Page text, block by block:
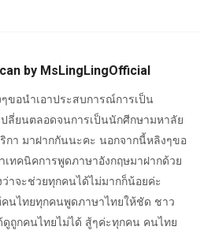
by MsLingLingOfficial
ขอนำเอาประสบการณ์การเป็น
ปลี่ยนตลอดจนการเป็นนักศีกษามหาลัย
กา มาฝากกันนะคะ นอกจากนี้หลิงๆขอ
เทคนิคการพูดภาษาอังกฤษมาฝากด้วย
ว่าจะช่วยทุกคนได้ไม่มากก็น้อยค่ะ
คนไทยทุกคนพูดภาษาไทยให้ชัด ชาว
ดูถูกคนไทยไม่ได้ สู้ๆค่ะทุกคน คนไทย